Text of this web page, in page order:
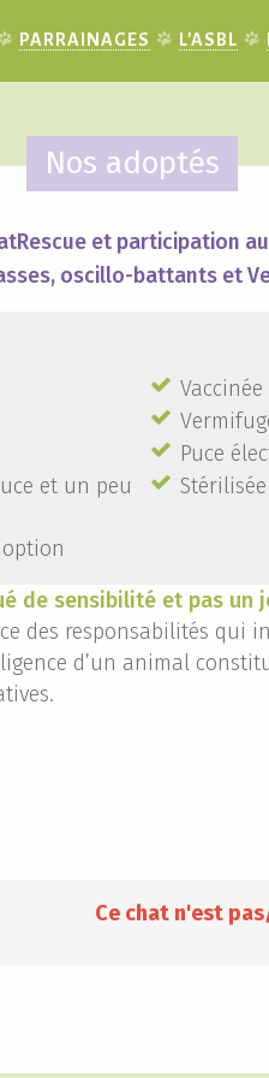
PARRAINAGES L'ASBL
Nos adoptés
et participation
oscillo-battants et


 Puce
et un peu
 Stérilisée
de sensibilité et pas un
des responsabilités qui
d’un animal
Ce chat n'est